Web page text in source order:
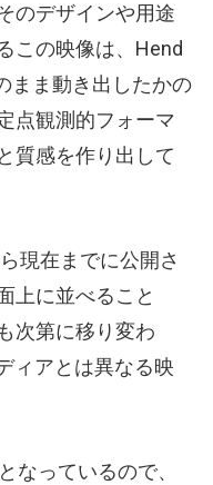
のデザインや用途
この映像は、Hend
まま動き出したかの
点観測的フォーマ
質感を作り出して
現在までに公開さ
上に並べること
次第に移り変わ
ィアとは異なる映
なっているので、